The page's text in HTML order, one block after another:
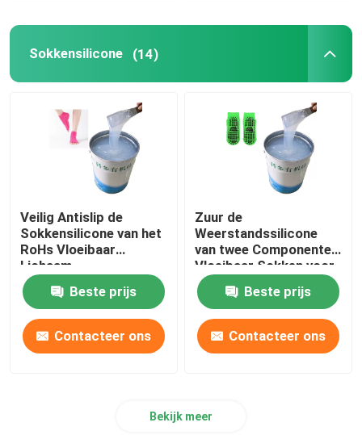
Silicone Rubberkatalysator
Het Silicone van de machinedruk
Antislipsilicone
Sokkensilicone (14)
Veilig Antislip de
Sokkensilicone van het
RoHs Vloeibaar
Lichaam
Beste prijs
Contacteer ons
Zuur de
Weerstandssilicone
van twee Componenten
Vloeibaar Sokken voor
Antislipdeklaag
Beste prijs
Contacteer ons
Bekijk meer